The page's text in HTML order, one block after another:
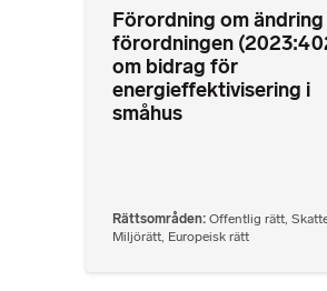
Förordning om ändring
förordningen
om bidrag för
energieffektivisering i
småhus
Rättsområden Offentlig rätt
Miljörätt Europeisk rätt